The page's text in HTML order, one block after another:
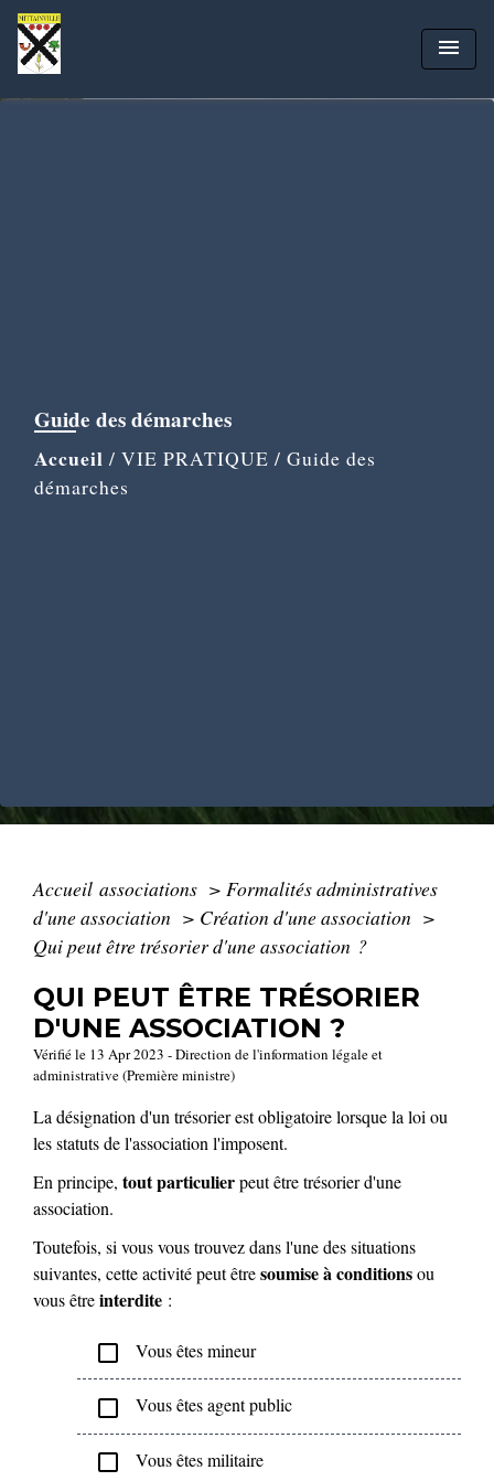
menu
Guide des démarches
Accueil / VIE PRATIQUE / Guide des
démarches
Accueil associations > Formalités administratives
d'une association > Création d'une association >
Qui peut être trésorier d'une association ?
QUI PEUT ÊTRE TRÉSORIER
D'UNE ASSOCIATION ?
Vérifié le 13 Apr 2023 - Direction de l'information légale et
administrative (Première ministre)
La désignation d'un trésorier est obligatoire lorsque la loi ou
les statuts de l'association l'imposent.
En principe, tout particulierpeut être trésorier d'une
association.
Toutefois, si vous vous trouvez dans l'une des situations
suivantes, cette activité peut êtresoumise à conditionsou
vous êtreinterdite :
check_box_outline_blank Vous êtes mineur
check_box_outline_blank Vous êtes agent public
check_box_outline_blank Vous êtes militaire